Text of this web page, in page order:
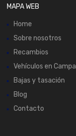
MAPA WEB
Home
Sobre nosotros
Recambios
Vehículos en Campa
Bajas y tasación
Blog
Contacto